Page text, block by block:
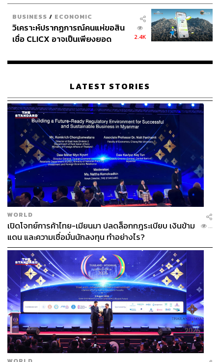
BUSINESS / ECONOMIC
วิเคราะห์ปรากฏการณ์คนแห่ขอสิน
เชื่อ CLICX อาจเป็นเพียงยอด
เรือนไทยที่ถูกซุกไว้
2.4K
LATEST STORIES
WORLD
เปิดโจทย์การค้าไทย-เมียนมา ปลดล็อกกฎระเบียบ เงินข้าม
แดน และความเชื่อมั่นนักลงทุน ทำอย่างไร?
...